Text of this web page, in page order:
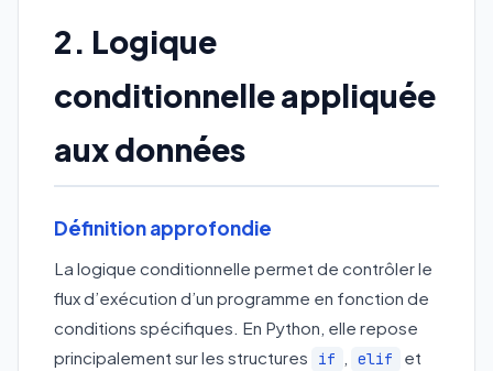
2. Logique
conditionnelle appliquée
aux données
Définition approfondie
La logique conditionnelle permet de contrôler le
flux d’exécution d’un programme en fonction de
conditions spécifiques. En Python, elle repose
principalement sur les structures
if elif et